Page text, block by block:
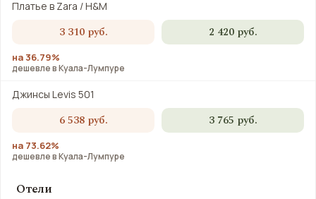
Платье в Zara / H&M
3 310 руб. 2 420 руб.
на 36.79%
дешевле в Куала-Лумпуре
Джинсы Levis 501
6 538 руб. 3 765 руб.
на 73.62%
дешевле в Куала-Лумпуре
Отели